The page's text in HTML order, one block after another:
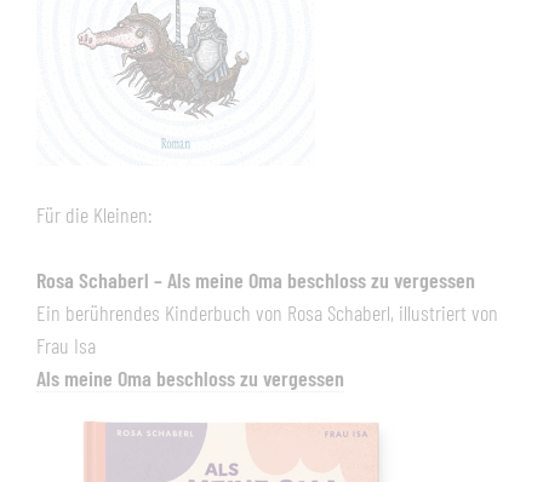
Für die Kleinen:
Rosa Schaberl – Als meine Oma beschloss zu vergessen
Ein berührendes Kinderbuch von Rosa Schaberl, illustriert von
Frau Isa
Als meine Oma beschloss zu vergessen